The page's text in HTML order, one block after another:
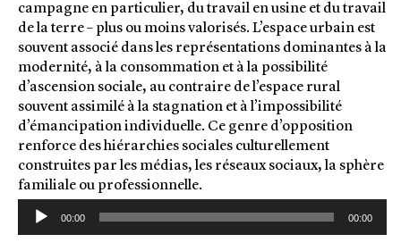
campagne en particulier, du travail en usine et du travail
de la terre – plus ou moins valorisés. L’espace urbain est
souvent associé dans les représentations dominantes à la
modernité, à la consommation et à la possibilité
d’ascension sociale, au contraire de l’espace rural
souvent assimilé à la stagnation et à l’impossibilité
d’émancipation individuelle. Ce genre d’opposition
renforce des hiérarchies sociales culturellement
construites par les médias, les réseaux sociaux, la sphère
familiale ou professionnelle.
Lecteur
audio
00:00 00:00